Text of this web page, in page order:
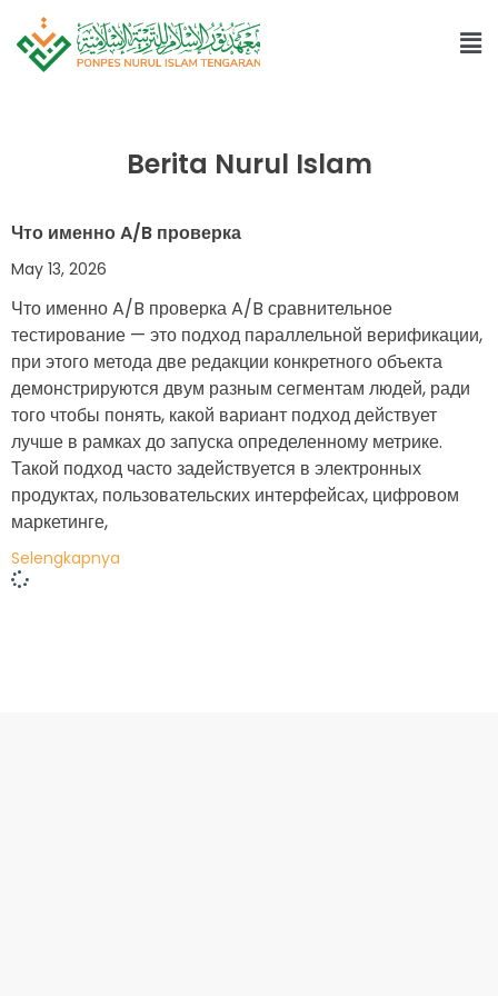
Berita Nurul Islam
Что именно A/B проверка
May 13, 2026
Что именно A/B проверка A/B сравнительное
тестирование — это подход параллельной верификации,
при этого метода две редакции конкретного объекта
демонстрируются двум разным сегментам людей, ради
того чтобы понять, какой вариант подход действует
лучше в рамках до запуска определенному метрике.
Такой подход часто задействуется в электронных
продуктах, пользовательских интерфейсах, цифровом
маркетинге,
Selengkapnya